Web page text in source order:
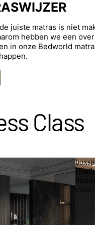
juiste matras is niet
hebben we een
in onze Bedworld
Class
class